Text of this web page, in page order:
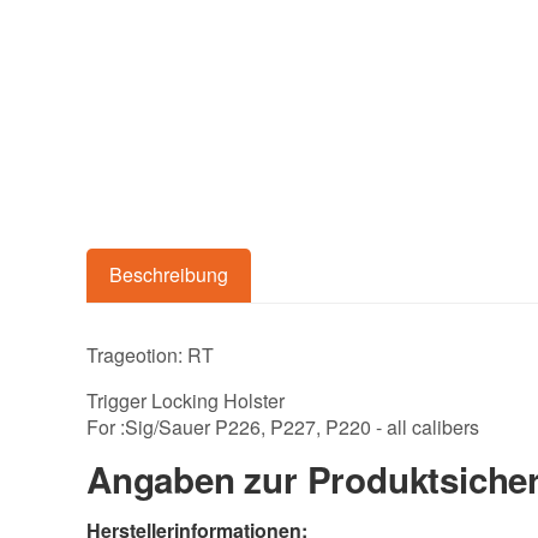
Beschreibung
Trageotion: RT
Trigger Locking Holster
For :Sig/Sauer P226, P227, P220 - all calibers
Angaben zur
Herstellerinformationen: